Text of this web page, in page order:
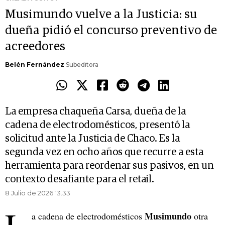
Musimundo vuelve a la Justicia: su
dueña pidió el concurso preventivo de
acreedores
Belén Fernández Subeditora
La empresa chaqueña Carsa, dueña de la
cadena de electrodomésticos, presentó la
solicitud ante la Justicia de Chaco. Es la
segunda vez en ocho años que recurre a esta
herramienta para reordenar sus pasivos, en un
contexto desafiante para el retail.
8 Julio de 2026 13.33
a cadena de electrodomésticos Musimundo otra